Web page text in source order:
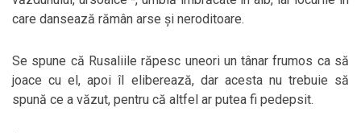
care dansează rămân arse şi neroditoare.
Se spune că Rusaliile răpesc uneori un tânar frumos ca să
joace cu el, apoi îl eliberează, dar acesta nu trebuie să
spună ce a văzut, pentru că altfel ar putea fi pedepsit.